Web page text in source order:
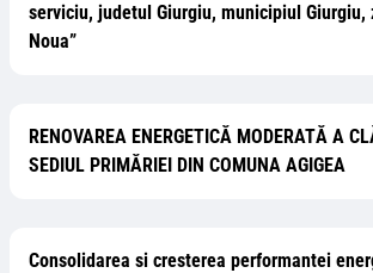
serviciu, judetul Giurgiu, municipiul Giurgiu,
Noua”
RENOVAREA ENERGETICĂ MODERATĂ A
SEDIUL PRIMĂRIEI DIN COMUNA AGIGEA
Consolidarea si cresterea performantei